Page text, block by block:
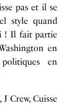
pas et il se
style quand
! Il fait partie
en
en
Crew, Cuisse